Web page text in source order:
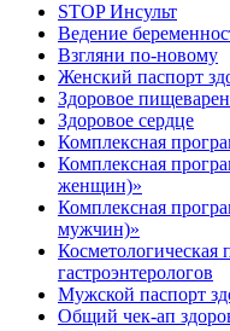
STOP Инсульт
Ведение
Взгляни по-новому
Женский паспорт
Здоровое
Здоровое сердце
Комплексная
Комплексная
женщин)»
Комплексная
мужчин)»
Косметологическая
гастроэнтерологов
Мужской паспорт
Общий чек-ап